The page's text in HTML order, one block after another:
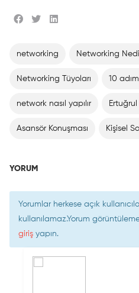
networking Networking
Networking Tüyoları 10
network nasıl yapılır
Asansör Konuşması Kişisel
YORUM
Yorumlar herkese açık
kullanılamaz.Yorum
giriş yapın.